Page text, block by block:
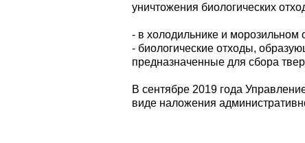
уничтожения биологических
- в холодильнике и морозильном
- биологические отходы,
предназначенные для сбора
В сентябре 2019 года
виде наложения